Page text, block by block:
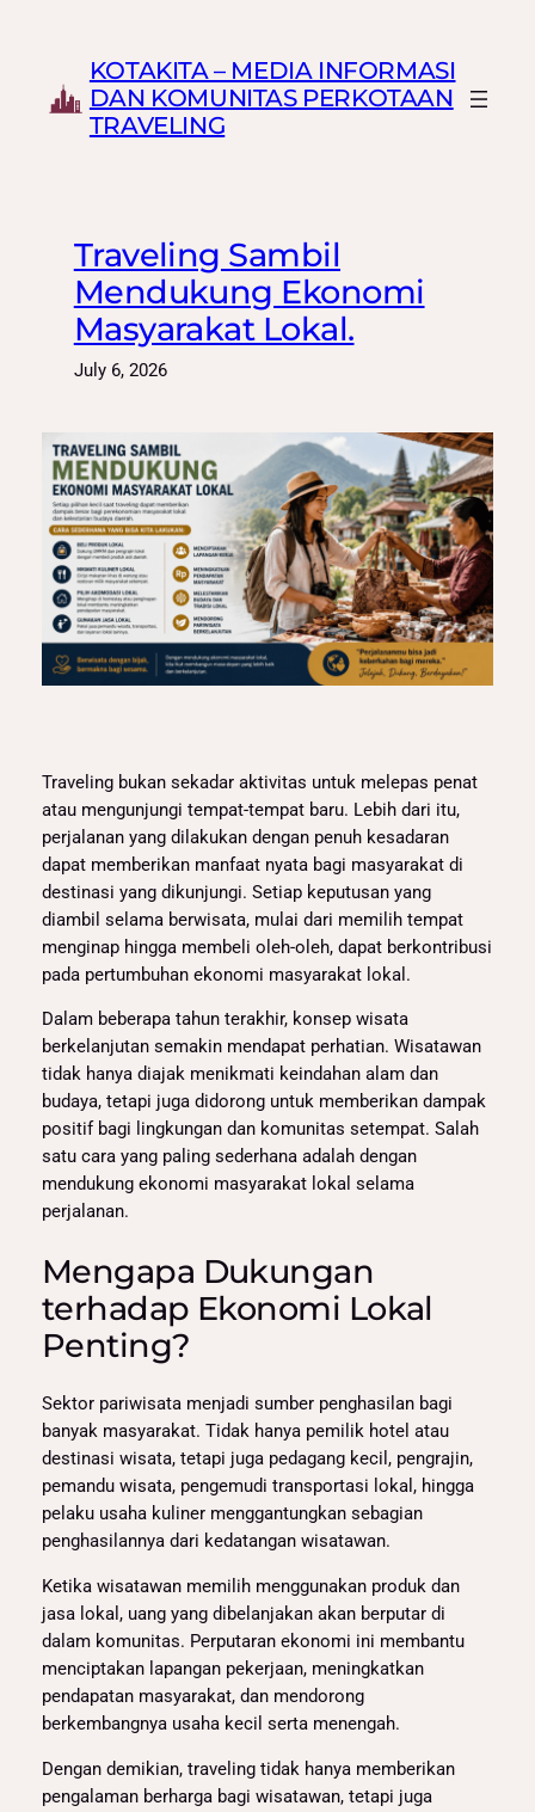
KOTAKITA – MEDIA INFORMASI
DAN KOMUNITAS PERKOTAAN
TRAVELING
Traveling Sambil
Mendukung Ekonomi
Masyarakat Lokal.
July 6, 2026
Traveling bukan sekadar aktivitas untuk melepas penat
atau mengunjungi tempat-tempat baru. Lebih dari itu,
perjalanan yang dilakukan dengan penuh kesadaran
dapat memberikan manfaat nyata bagi masyarakat di
destinasi yang dikunjungi. Setiap keputusan yang
diambil selama berwisata, mulai dari memilih tempat
menginap hingga membeli oleh-oleh, dapat berkontribusi
pada pertumbuhan ekonomi masyarakat lokal.
Dalam beberapa tahun terakhir, konsep wisata
berkelanjutan semakin mendapat perhatian. Wisatawan
tidak hanya diajak menikmati keindahan alam dan
budaya, tetapi juga didorong untuk memberikan dampak
positif bagi lingkungan dan komunitas setempat. Salah
satu cara yang paling sederhana adalah dengan
mendukung ekonomi masyarakat lokal selama
perjalanan.
Mengapa Dukungan
terhadap Ekonomi Lokal
Penting?
Sektor pariwisata menjadi sumber penghasilan bagi
banyak masyarakat. Tidak hanya pemilik hotel atau
destinasi wisata, tetapi juga pedagang kecil, pengrajin,
pemandu wisata, pengemudi transportasi lokal, hingga
pelaku usaha kuliner menggantungkan sebagian
penghasilannya dari kedatangan wisatawan.
Ketika wisatawan memilih menggunakan produk dan
jasa lokal, uang yang dibelanjakan akan berputar di
dalam komunitas. Perputaran ekonomi ini membantu
menciptakan lapangan pekerjaan, meningkatkan
pendapatan masyarakat, dan mendorong
berkembangnya usaha kecil serta menengah.
Dengan demikian, traveling tidak hanya memberikan
pengalaman berharga bagi wisatawan, tetapi juga